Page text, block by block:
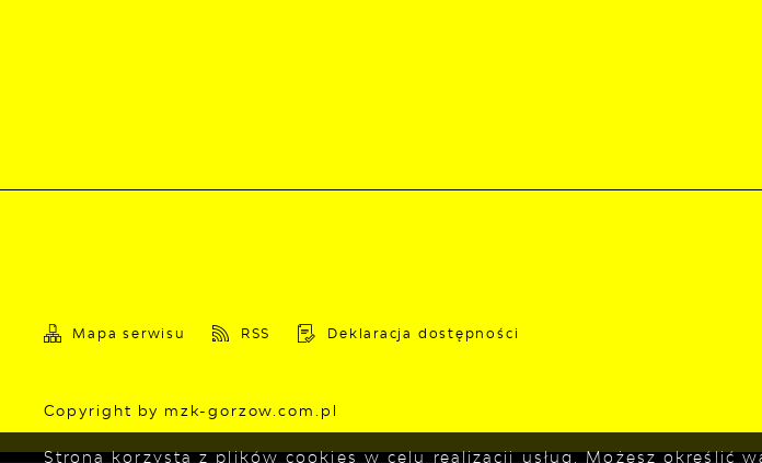
Mapa serwisu RSS Deklaracja dostępności
Copyright by mzk-gorzow.com.pl
Strona korzysta z plików cookies w celu realizacji usług. Możesz określić